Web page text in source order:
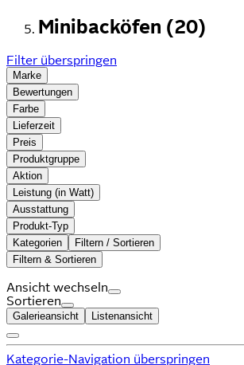
Minibacköfen (20)
Filter überspringen
Marke
Bewertungen
Farbe
Lieferzeit
Preis
Produktgruppe
Aktion
Leistung (in Watt)
Ausstattung
Produkt-Typ
Kategorien
Filtern / Sortieren
Filtern & Sortieren
Ansicht wechseln
Sortieren
Galerieansicht Listenansicht
Kategorie-Navigation überspringen